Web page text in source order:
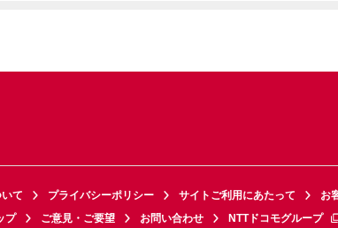
て プライバシーポリシー サイトご利用にあたって お
プ ご意見・ご要望 お問い合わせ NTTドコモグループ